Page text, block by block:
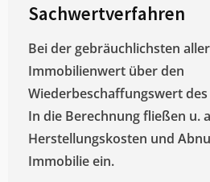
Sachwertverfahren
Bei der gebräuchlichsten
Immobilienwert über den
Wiederbeschaffungswert
In die Berechnung fließen u.
Herstellungskosten und
Immobilie ein.